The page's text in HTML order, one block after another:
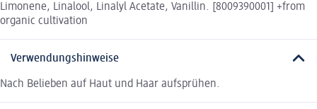
Limonene, Linalool, Linalyl Acetate, Vanillin. [8009390001] +from
organic cultivation
Verwendungshinweise
Nach Belieben auf Haut und Haar aufsprühen.